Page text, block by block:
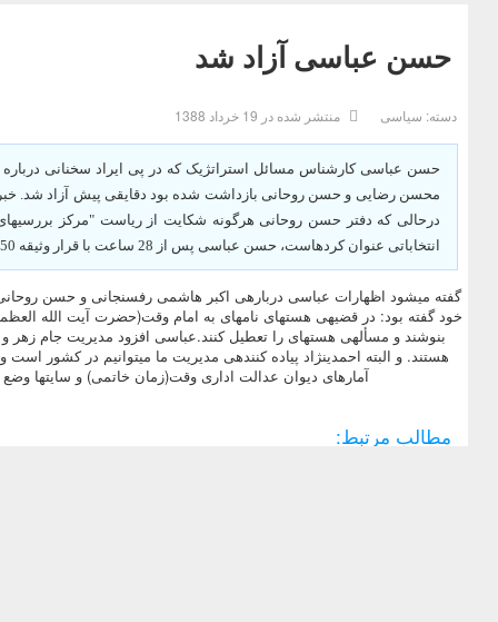
حسن عباسی آزاد شد
دسته: سیاسی منتشر شده در 19 خرداد 1388
حسن عباسی کارشناس مسائل استراتژیک که در پی ایراد سخنانی
محسن رضایی و حسن روحانی بازداشت شده بود دقایقی پیش آزاد شد.
درحالی که دفتر حسن روحانی هرگونه شکایت از ریاست "مرکز
انتخاباتی عنوان کرده‏است، حسن عباسی پس از 28 ساعت با قرار وثیقه 50 میلیونی از زندان اوین آزاد شد.
گفته می‏شود اظهارات عباسی درباره‏ی اکبر هاشمی رفسنجانی و حسن
خود گفته بود: در قضیه‏ی هسته‏ای نامه‏ای به امام وقت(حضرت آیت الله
بنوشند و مسأله‏ی هسته‏ای را تعطیل کنند.عباسی افزود مدیریت جام زهر
هستند. و البته احمدی‏نژاد پیاده کننده‏ی مدیریت ما می‏توانیم در کشور
آمارهای دیوان عدالت اداری وقت(زمان خاتمی) و سایتها
مطالب مرتبط: